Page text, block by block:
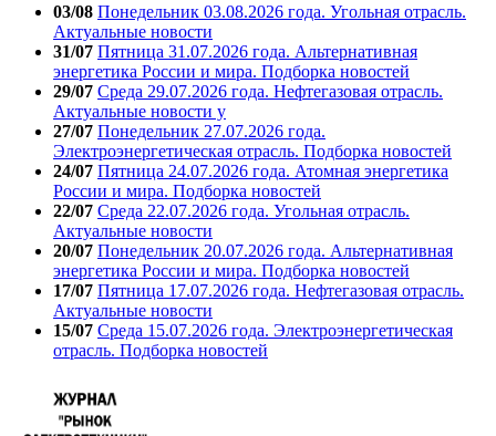
03/08 Понедельник 03.08.2026 года. Угольная отрасль.
Актуальные новости
31/07 Пятница 31.07.2026 года. Альтернативная
энергетика России и мира. Подборка новостей
29/07 Среда 29.07.2026 года. Нефтегазовая отрасль.
Актуальные новости у
27/07 Понедельник 27.07.2026 года.
Электроэнергетическая отрасль. Подборка новостей
24/07 Пятница 24.07.2026 года. Атомная энергетика
России и мира. Подборка новостей
22/07 Среда 22.07.2026 года. Угольная отрасль.
Актуальные новости
20/07 Понедельник 20.07.2026 года. Альтернативная
энергетика России и мира. Подборка новостей
17/07 Пятница 17.07.2026 года. Нефтегазовая отрасль.
Актуальные новости
15/07 Среда 15.07.2026 года. Электроэнергетическая
отрасль. Подборка новостей